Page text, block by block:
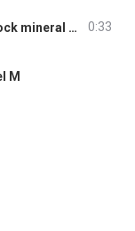
ZIBING - Knauf Insulation, Rock mineral wool 0:33
M